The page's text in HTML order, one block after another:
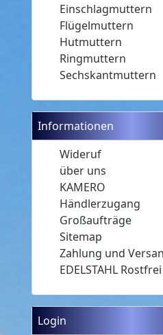
Einschlagmuttern
Flügelmuttern
Hutmuttern
Ringmuttern
Sechskantmuttern
Informationen
Wideruf
über uns
KAMERO
Händlerzugang
Großaufträge
Sitemap
Zahlung und
EDELSTAHL Rostfrei
Login